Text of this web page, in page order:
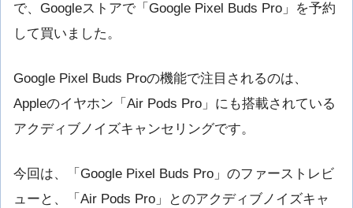
で、Googleストアで「Google Pixel Buds Pro」を予約
して買いました。
Google Pixel Buds Proの機能で注目されるのは、
Appleのイヤホン「Air Pods Pro」にも搭載されている
アクディブノイズキャンセリングです。
今回は、「Google Pixel Buds Pro」のファーストレビ
ューと、「Air Pods Pro」とのアクディブノイズキャ